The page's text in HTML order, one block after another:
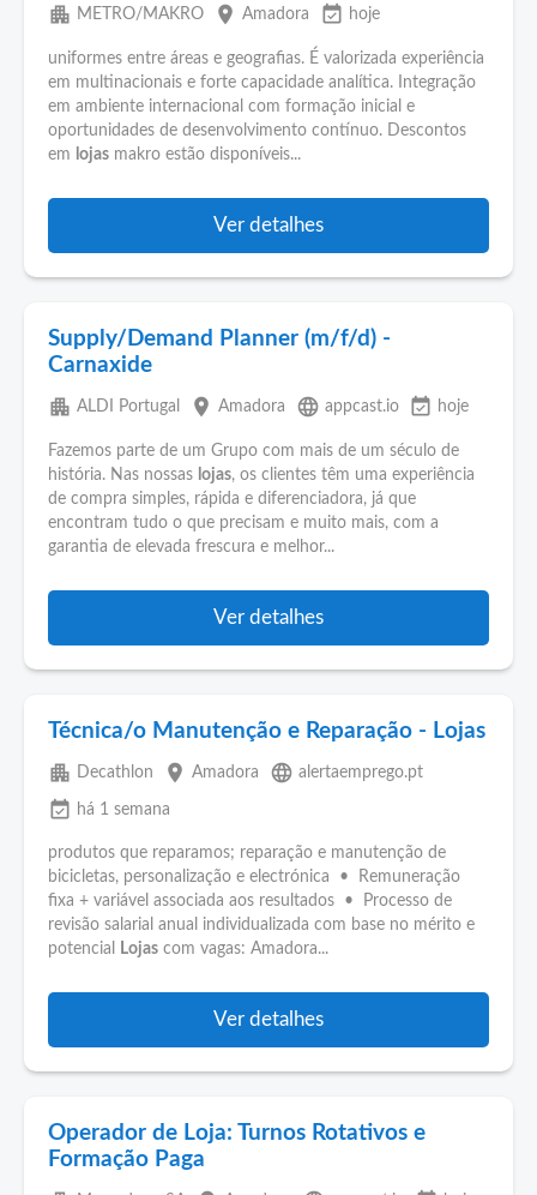
apartment METRO/MAKRO place Amadora event_available hoje
uniformes entre áreas e geografias. É valorizada experiência
em multinacionais e forte capacidade analítica. Integração
em ambiente internacional com formação inicial e
oportunidades de desenvolvimento contínuo. Descontos
em lojas makro estão disponíveis...
Ver detalhes
Supply/Demand Planner (m/f/d) -
Carnaxide
apartment ALDI Portugal place Amadora language appcast.io event_available hoje
Fazemos parte de um Grupo com mais de um século de
história. Nas nossas lojas, os clientes têm uma experiência
de compra simples, rápida e diferenciadora, já que
encontram tudo o que precisam e muito mais, com a
garantia de elevada frescura e melhor...
Ver detalhes
Técnica/o Manutenção e Reparação - Lojas
apartment Decathlon place Amadora language alertaemprego.pt
event_available há 1 semana
produtos que reparamos; reparação e manutenção de
bicicletas, personalização e electrónica • Remuneração
fixa + variável associada aos resultados • Processo de
revisão salarial anual individualizada com base no mérito e
potencial
Lojas com vagas: Amadora...
Ver detalhes
Operador de Loja: Turnos Rotativos e
Formação Paga